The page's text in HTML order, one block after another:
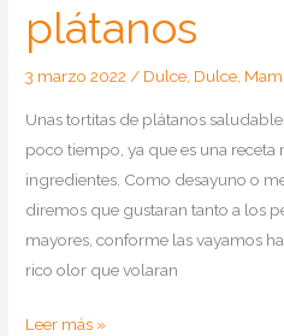
plátanos
3 marzo 2022/ Dulce, Dulce,
Unas tortitas de plátanos
poco tiempo, ya que es una
ingredientes. Como desayuno o
diremos que gustaran tanto a los
mayores, conforme las vayamos
rico olor que volaran
Como
Leer más »